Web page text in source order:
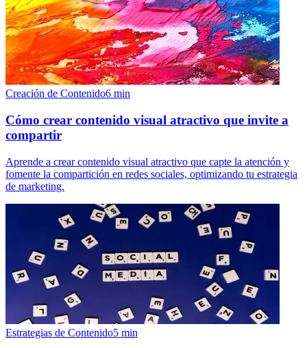
Creación de Contenido6 min
Cómo crear contenido visual atractivo que invite a
compartir
Aprende a crear contenido visual atractivo que capte la atención y
fomente la compartición en redes sociales, optimizando tu estrategia
de marketing.
Estrategias de Contenido5 min